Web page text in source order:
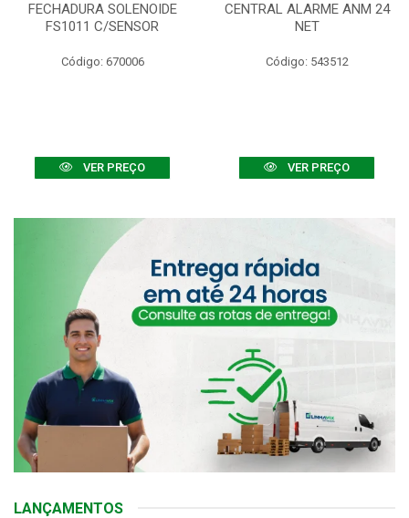
FECHADURA SOLENOIDE
FS1011 C/SENSOR
Código: 670006
VER PREÇO
CENTRAL ALARME ANM 24
NET
Código: 543512
VER PREÇO
LANÇAMENTOS